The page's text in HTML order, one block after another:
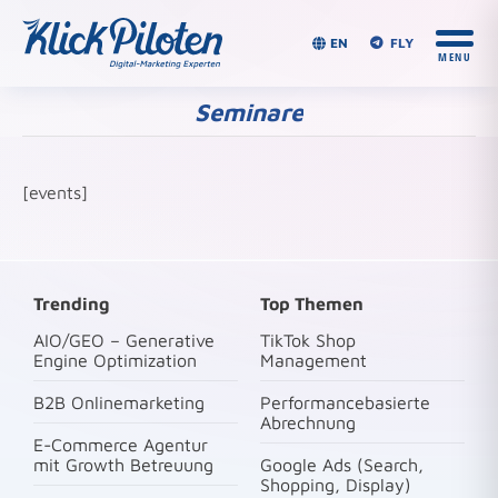
EN FLY
Seminare
Du bist hier:
[events]
Trending
AIO/GEO – Generative
Engine Optimization
B2B Onlinemarketing
E-Commerce Agentur
mit Growth Betreuung
Top Themen
TikTok Shop
Management
Performancebasierte
Abrechnung
Google Ads (Search,
Shopping, Display)